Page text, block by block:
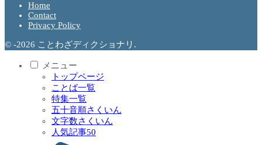
Home
Contact
Privacy Policy
© -2026 ことわざディクショナリ.
メニュー
トップページ
ことば一覧
特集一覧
五十音順さくいん
文字数さくいん
人気記事50